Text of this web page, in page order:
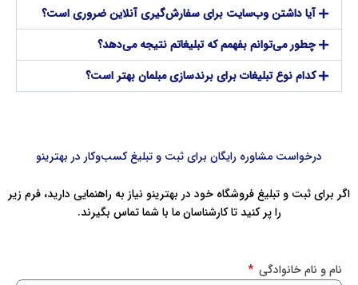
آیا داشتن وب‌سایت برای سفارش‌گیری آنلاین ضروری است؟
چطور می‌توانم بفهمم که تبلیغاتم نتیجه می‌دهد؟
کدام نوع تبلیغات برای برندسازی مبلمان بهتر است؟
درخواست مشاوره رایگان برای ثبت و تبلیغ کسب‌وکار در بهترینو
اگر برای ثبت و تبلیغ فروشگاه خود در بهترینو نیاز به راهنمایی دارید، فرم زیر
را پر کنید تا کارشناسان ما با شما تماس بگیرند.
نام و نام خانوادگی